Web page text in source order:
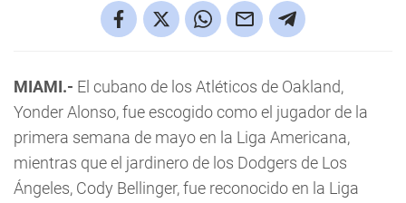
MIAMI.- El cubano de los Atléticos de Oakland,
Yonder Alonso, fue escogido como el jugador de la
primera semana de mayo en la Liga Americana,
mientras que el jardinero de los Dodgers de Los
Ángeles, Cody Bellinger, fue reconocido en la Liga